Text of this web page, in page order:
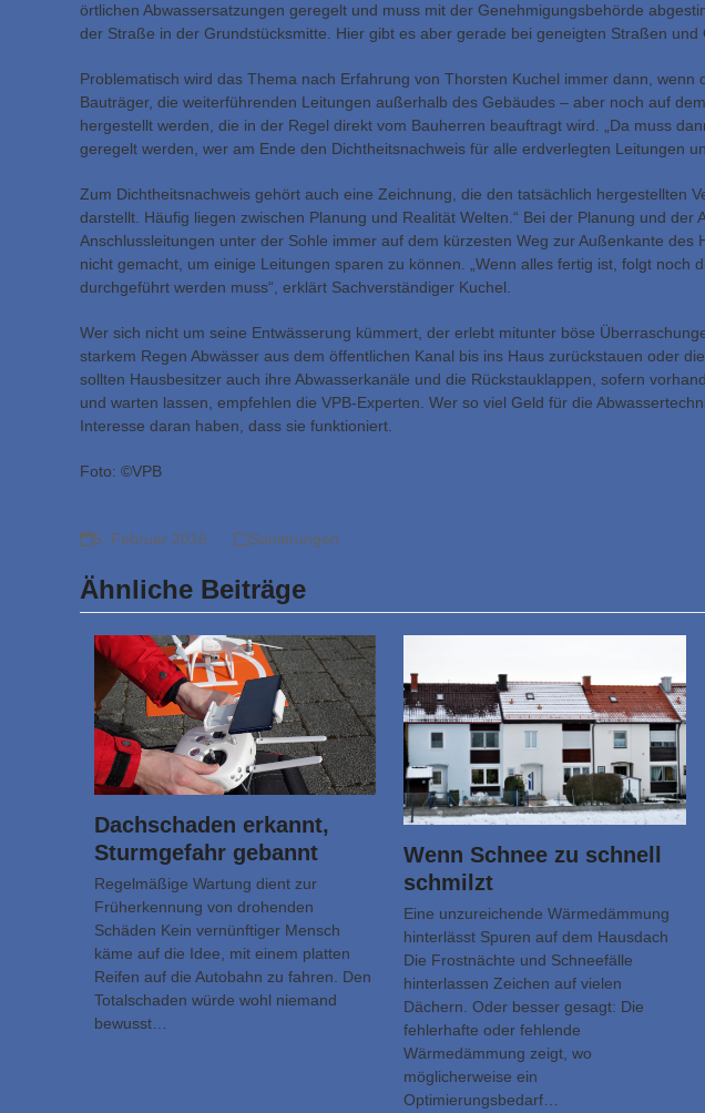
örtlichen Abwassersatzungen geregelt und muss mit der Genehmigungsbehörde
der Straße in der Grundstücksmitte. Hier gibt es aber gerade bei geneigten Straßen und
Problematisch wird das Thema nach Erfahrung von Thorsten Kuchel immer dann,
Bauträger, die weiterführenden Leitungen außerhalb des Gebäudes – aber noch auf
hergestellt werden, die in der Regel direkt vom Bauherren beauftragt wird. „Da muss
geregelt werden, wer am Ende den Dichtheitsnachweis für alle erdverlegten Leitungen
Zum Dichtheitsnachweis gehört auch eine Zeichnung, die den tatsächlich hergestellten
darstellt. Häufig liegen zwischen Planung und Realität Welten.“ Bei der Planung und der
Anschlussleitungen unter der Sohle immer auf dem kürzesten Weg zur Außenkante des
nicht gemacht, um einige Leitungen sparen zu können. „Wenn alles fertig ist, folgt noch
durchgeführt werden muss“, erklärt Sachverständiger Kuchel.
Wer sich nicht um seine Entwässerung kümmert, der erlebt mitunter böse
starkem Regen Abwässer aus dem öffentlichen Kanal bis ins Haus zurückstauen oder
sollten Hausbesitzer auch ihre Abwasserkanäle und die Rückstauklappen, sofern
und warten lassen, empfehlen die VPB-Experten. Wer so viel Geld für die
Interesse daran haben, dass sie funktioniert.
Foto: ©VPB
5. Februar 2016 Sanierungen
Ähnliche Beiträge
Dachschaden erkannt,
Sturmgefahr gebannt
Regelmäßige Wartung dient zur
Früherkennung von drohenden
Schäden Kein vernünftiger Mensch
käme auf die Idee, mit einem platten
Reifen auf die Autobahn zu fahren. Den
Totalschaden würde wohl niemand
bewusst…
Wenn Schnee zu schnell
schmilzt
Eine unzureichende Wärmedämmung
hinterlässt Spuren auf dem Hausdach
Die Frostnächte und Schneefälle
hinterlassen Zeichen auf vielen
Dächern. Oder besser gesagt: Die
fehlerhafte oder fehlende
Wärmedämmung zeigt, wo
möglicherweise ein
Optimierungsbedarf…